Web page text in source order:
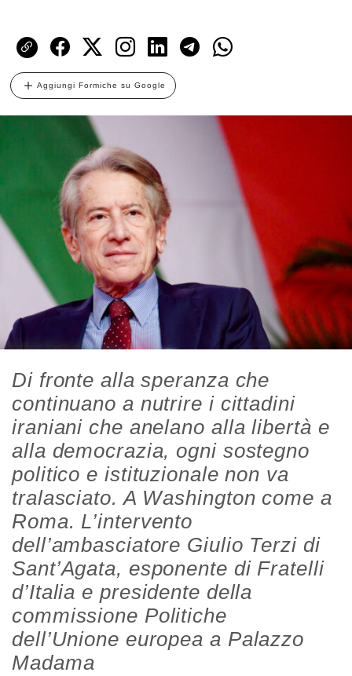
Aggiungi Formiche su Google
Di fronte alla speranza che
continuano a nutrire i cittadini
iraniani che anelano alla libertà e
alla democrazia, ogni sostegno
politico e istituzionale non va
tralasciato. A Washington come a
Roma. L’intervento
dell’ambasciatore Giulio Terzi di
Sant’Agata, esponente di Fratelli
d’Italia e presidente della
commissione Politiche
dell’Unione europea a Palazzo
Madama